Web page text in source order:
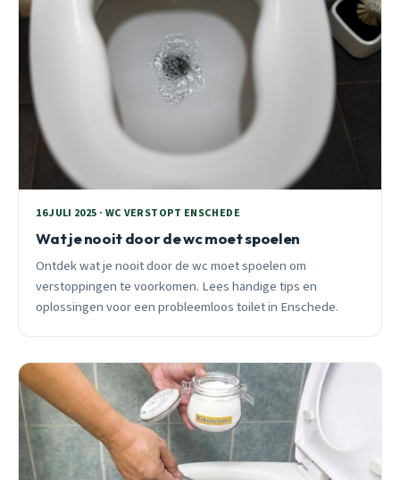
16 JULI 2025 · WC VERSTOPT ENSCHEDE
Wat je nooit door de wc moet spoelen
Ontdek wat je nooit door de wc moet spoelen om
verstoppingen te voorkomen. Lees handige tips en
oplossingen voor een probleemloos toilet in Enschede.